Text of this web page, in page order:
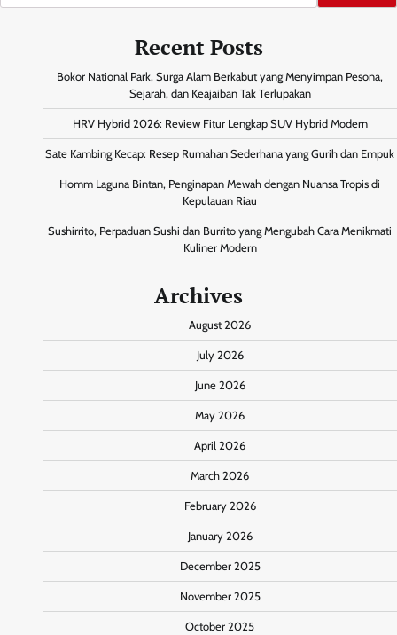
Recent Posts
Bokor National Park, Surga Alam Berkabut yang Menyimpan Pesona,
Sejarah, dan Keajaiban Tak Terlupakan
HRV Hybrid 2026: Review Fitur Lengkap SUV Hybrid Modern
Sate Kambing Kecap: Resep Rumahan Sederhana yang Gurih dan Empuk
Homm Laguna Bintan, Penginapan Mewah dengan Nuansa Tropis di
Kepulauan Riau
Sushirrito, Perpaduan Sushi dan Burrito yang Mengubah Cara Menikmati
Kuliner Modern
Archives
August 2026
July 2026
June 2026
May 2026
April 2026
March 2026
February 2026
January 2026
December 2025
November 2025
October 2025